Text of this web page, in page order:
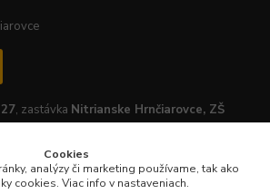
27, zastávka Nitrianske Hrnčiarovce, ZŠ
Cookies
analýzy či marketing používame, tak ako
cookies. Viac info v nastaveniach.